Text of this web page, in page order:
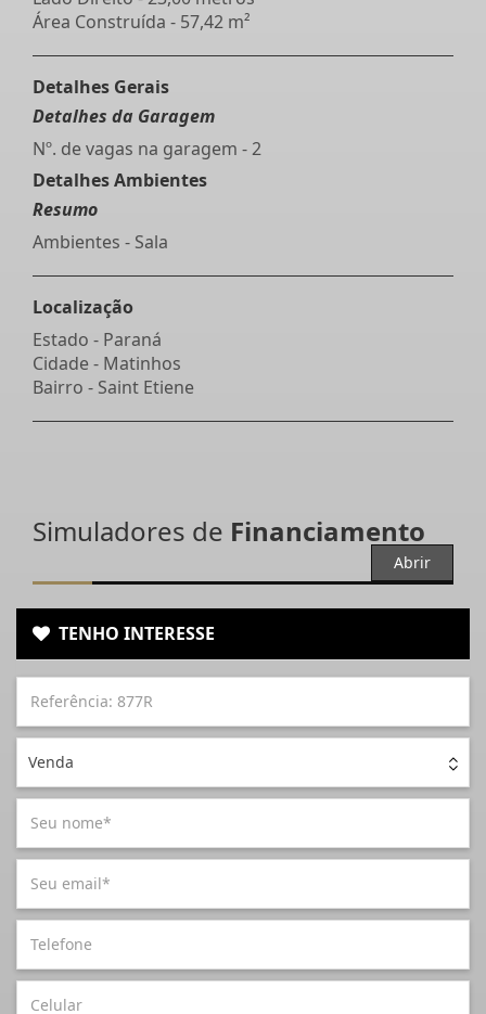
Área Construída - 57,42 m²
Detalhes Gerais
Detalhes da Garagem
Nº. de vagas na garagem - 2
Detalhes Ambientes
Resumo
Ambientes - Sala
Localização
Estado - Paraná
Cidade - Matinhos
Bairro - Saint Etiene
Simuladores de Financiamento
Abrir
TENHO INTERESSE
Venda